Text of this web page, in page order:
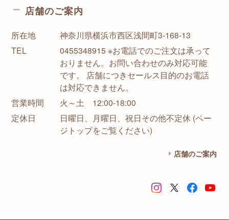
店舗のご案内
所在地
神奈川県横浜市西区浅間町3-168-13
TEL
0455348915 ※お電話でのご注文は承って
おりません。お問い合わせのみ対応可能
です。 店舗につきセールス目的のお電話
は対応できません。
営業時間
火～土 12:00-18:00
定休日
日曜日、月曜日、祝日その他不定休 (ペー
ジトップをご覧ください)
店舗のご案内